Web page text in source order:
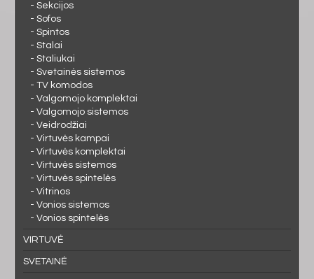
- Sekcijos
- Sofos
- Spintos
- Stalai
- Staliukai
- Svetainės sistemos
- TV komodos
- Valgomojo komplektai
- Valgomojo sistemos
- Veidrodžiai
- Virtuvės kampai
- Virtuvės komplektai
- Virtuvės sistemos
- Virtuvės spintelės
- Vitrinos
- Vonios sistemos
- Vonios spintelės
VIRTUVĖ
SVETAINĖ